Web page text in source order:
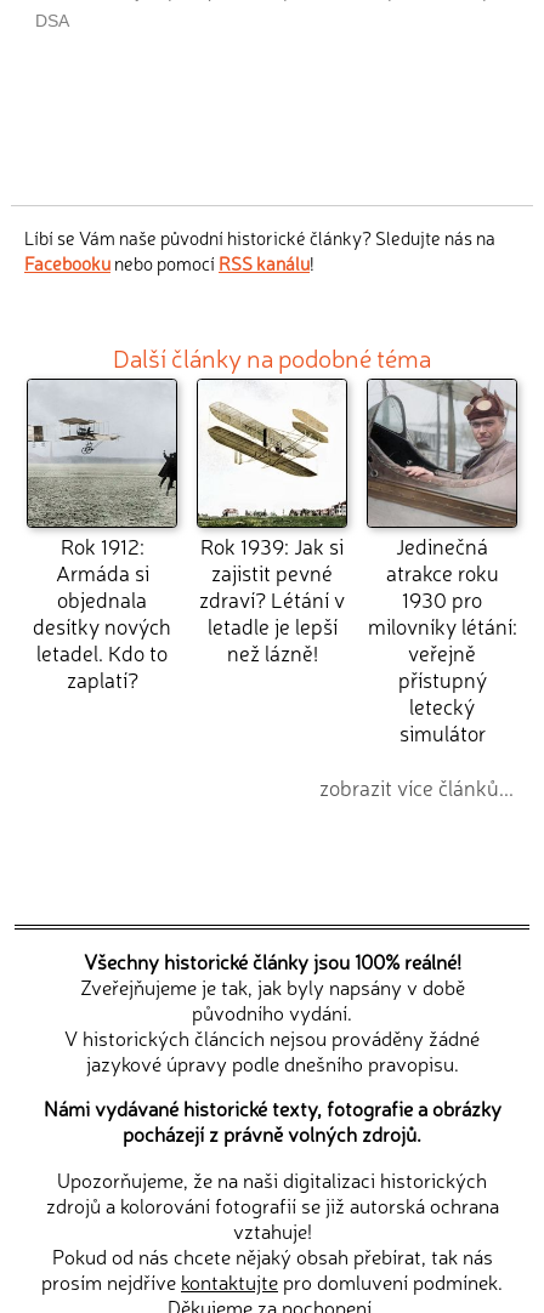
Líbí se Vám naše původní historické články? Sledujte nás na
Facebookunebo pomocí RSS kanálu!
Další články na podobné téma
Rok 1912:
Armáda si
objednala
desítky nových
letadel. Kdo to
zaplatí?
Rok 1939: Jak si
zajistit pevné
zdraví? Létání v
letadle je lepší
než lázně!
Jedinečná
atrakce roku
1930 pro
milovníky létání:
veřejně
přístupný
letecký
simulátor
zobrazit více článků...
Všechny historické články jsou 100% reálné!
Zveřejňujeme je tak, jak byly napsány v době
původního vydání.
V historických článcích nejsou prováděny žádné
jazykové úpravy podle dnešního pravopisu.
Námi vydávané historické texty, fotografie a obrázky
pocházejí z právně volných zdrojů.
Upozorňujeme, že na naši digitalizaci historických
zdrojů a kolorování fotografií se již autorská ochrana
vztahuje!
Pokud od nás chcete nějaký obsah přebírat, tak nás
prosím nejdříve kontaktujte pro domluvení podmínek.
Děkujeme za pochopení.